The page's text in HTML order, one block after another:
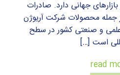
جهانی دارد. صادرات
جمله محصولات شرکت آریوژن
علمی و صنعتی کشور در سطح
است […]
read